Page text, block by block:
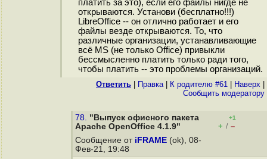
платить за это), если его файлы нигде не
открываются. Установи (бесплатно!!!)
LibreOffice -- он отлично работает и его
файлы везде открываются. То, что
различные организации, устанавливающие
всё MS (не только Office) привыкли
бессмысленно платить только ради того,
чтобы платить -- это проблемы организаций.
Ответить Правка| К родителю #61 Наверх
Cообщить модератору
78. "Выпуск офисного пакета
Apache OpenOffice 4.1.9"
+1
+ / –
Сообщение от iFRAME (ok), 08-
Фев-21, 19:48